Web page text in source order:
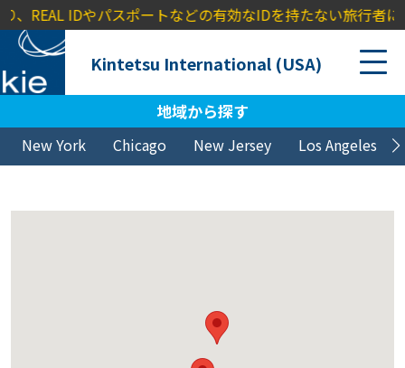
IDやパスポートなどの有効なIDを持たない旅行者に対し、
Kintetsu International (USA)
地域から探す
New York Chicago New Jersey Los Angeles